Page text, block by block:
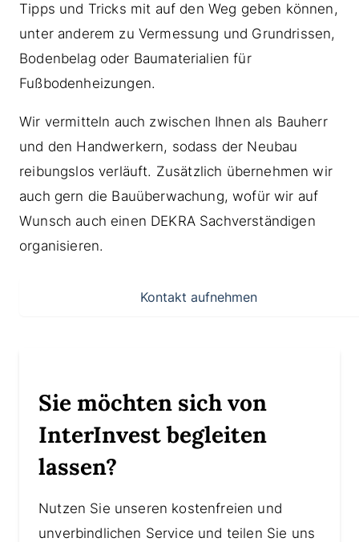
Tipps und Tricks mit auf den Weg geben können,
unter anderem zu Vermessung und Grundrissen,
Bodenbelag oder Baumaterialien für
Fußbodenheizungen.
Wir vermitteln auch zwischen Ihnen als Bauherr
und den Handwerkern, sodass der Neubau
reibungslos verläuft. Zusätzlich übernehmen wir
auch gern die Bauüberwachung, wofür wir auf
Wunsch auch einen DEKRA Sachverständigen
organisieren.
Kontakt aufnehmen
Sie möchten sich von
InterInvest begleiten
lassen?
Nutzen Sie unseren kostenfreien und
unverbindlichen Service und teilen Sie uns